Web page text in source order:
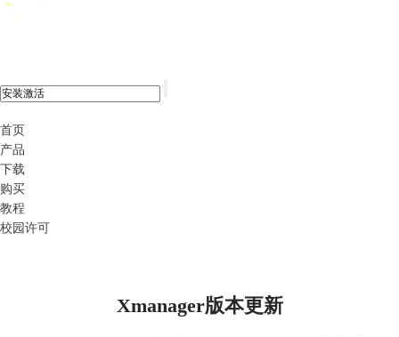
首页
产品
下载
购买
教程
校园许可
Xmanager版本更新